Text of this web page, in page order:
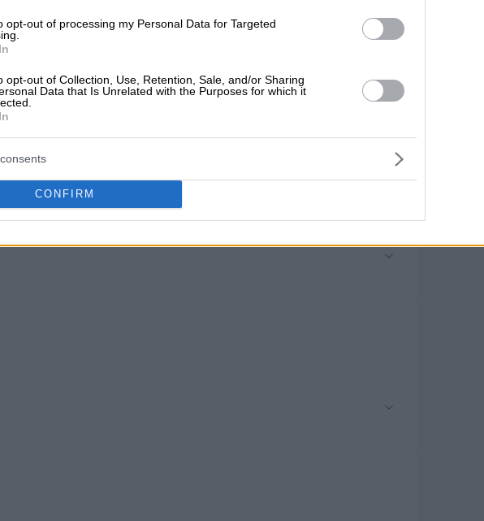
opt-out of processing my Personal Data for Targeted
opt-out of Collection, Use, Retention, Sale, and/or Sharing
Data that Is Unrelated with the Purposes for which it
CONFIRM
ΑΤΤΙΚΗΣ